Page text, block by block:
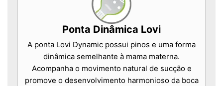
Ponta Dinâmica Lovi
A ponta Lovi Dynamic possui pinos e uma forma
dinâmica semelhante à mama materna.
Acompanha o movimento natural de sucção e
promove o desenvolvimento harmonioso da boca